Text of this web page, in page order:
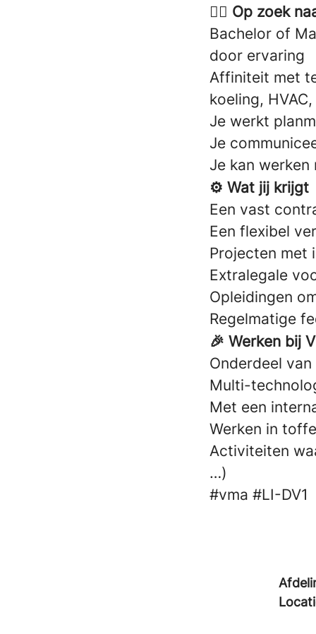
👷‍♂️ Op zoek
Bachelor of
door ervaring
Affiniteit met
koeling,
Je werkt
Je
Je kan
⚙️ Wat jij krijgt
Een vast
Een flexibel
Projecten met
Extralegale
Opleidingen
Regelmatige
🎉 Werken bij
Onderdeel
Multi-
Met een
Werken in
Activiteiten
…)
#vma #LI-DV1